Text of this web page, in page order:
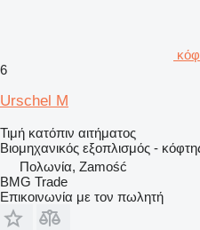
6
Urschel M
Τιμή κατόπιν αιτήματος
Βιομηχανικός εξοπλισμός -
Πολωνία, Zamość
BMG Trade
Επικοινωνία με τον πωλητή